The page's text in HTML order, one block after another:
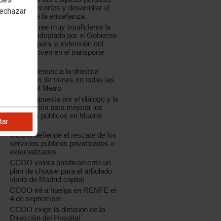
por los recortes y desarrollar el
sector de la enseñanza
CCOO cree muy insuficiente la
medida adoptada por el Gobierno
regional para la extensión del
Abono Joven en el transporte
CCOO denuncia la drástica
reducción de trenes en todas las
líneas del Metro
CCOO apuesta por el diálogo y la
negociación para mejorar los
servicios públicos en Madrid
CCOO defiende el rescate de los
servicios públicos privatizados o
externalizados
CCOO valora positivamente un
plan de choque para el arbolado
viario de Madrid capital
CCOO irá a huelga en RENFE el
4 de septiembre
CCOO exige la dimisión de la
Dirección del Hospital